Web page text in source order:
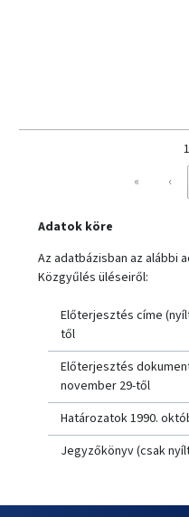
«
‹
Adatok köre
Az adatbázisban az alábbi
Közgyűlés üléseiről:
Előterjesztés címe
től
Előterjesztés
november 29-től
Határozatok 1990.
Jegyzőkönyv (csak